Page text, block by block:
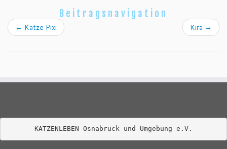
Beitragsnavigation
← Katze Pixi Kira →
KATZENLEBEN Osnabrück und Umgebung e.V.